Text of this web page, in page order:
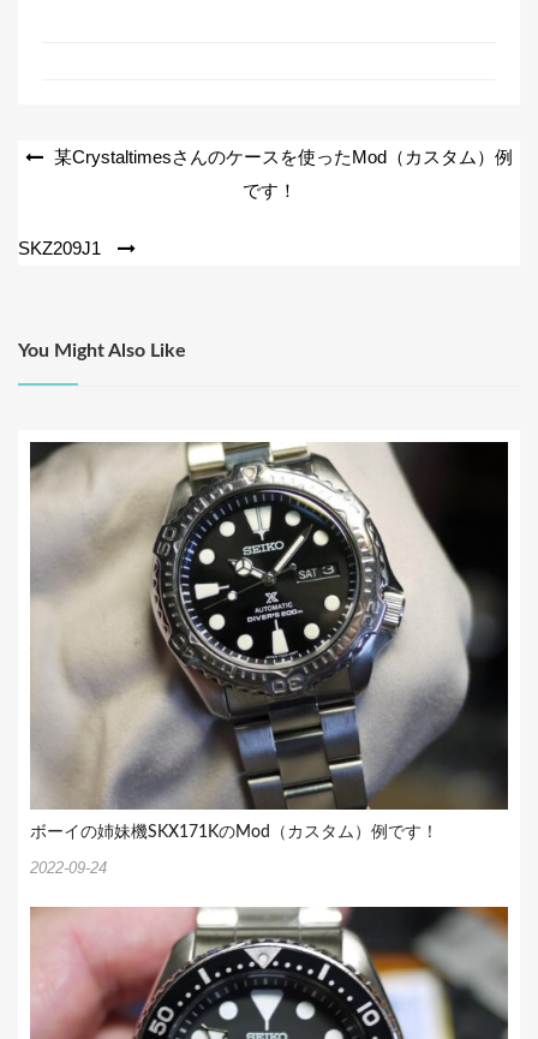
o
k
投
ー
シ
ン
某Crystaltimesさんのケースを使ったMod（カスタム）例
です！
SKZ209J1
You Might Also Like
ボーイの姉妹機SKX171KのMod（カスタム）例です！
2022-09-24